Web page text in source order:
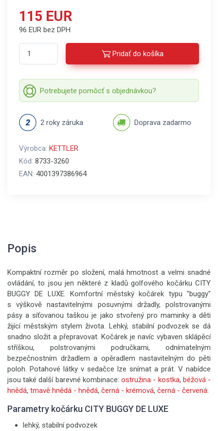
115 EUR
96 EUR bez DPH
Pridať do košíka
Potrebujete pomôcť s objednávkou?
2 roky záruka Doprava zadarmo
Výrobca: KETTLER
Kód: 8733-3260
EAN: 4001397386964
Popis
Kompaktní rozměr po složení, malá hmotnost a velmi snadné
ovládání, to jsou jen některé z kladů golfového kočárku CITY
BUGGY DE LUXE. Komfortní městský kočárek typu "buggy"
s výškově nastavitelnými posuvnými držadly, polstrovanými
pásy a síťovanou taškou je jako stvořený pro maminky a děti
žijící městským stylem života. Lehký, stabilní podvozek se dá
snadno složit a přepravovat. Kočárek je navíc vybaven sklápěcí
stříškou, polstrovanými područkami, odnímatelným
bezpečnostním držadlem a opěradlem nastavitelným do pěti
poloh. Potahové látky v sedačce lze snímat a prát. V nabídce
jsou také další barevné kombinace:ostružina - kostka, béžová -
hnědá, tmavě hnědá - hnědá, černá - krémová, černá - červená.
Parametry kočárku CITY BUGGY DE LUXE
lehký, stabilní podvozek